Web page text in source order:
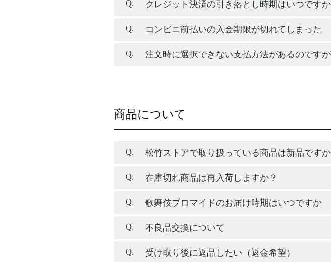
クレジット決済の引き落とし時期はいつですか
コンビニ前払いの入金期限が切れてしまった
注文時に選択できない支払方法があるのですが
商品について
松竹ストアで取り扱っている商品は新品ですか
在庫切れ商品は再入荷しますか？
歌舞伎ブロマイドのお届け時期はいつですか
不良品交換について
受け取り後に返品したい（返金希望）